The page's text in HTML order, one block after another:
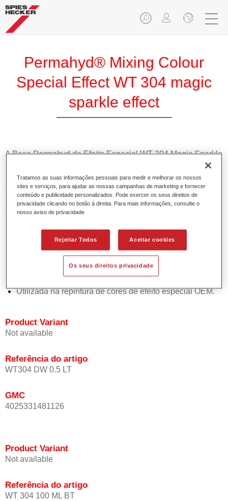
Permahyd® Mixing Colour
Special Effect WT 304 magic
sparkle effect
A Base Permahyd de Efeito Especial WT 304 Magic Sparkle
Effect é adequada para utilização nos sistemas Permahyd
Base Bicamada Hi-TEC 480 e Permahyd Base Bicamada
de Efeito 286.
Características do produto
Promove tempos de processo curtos.
Permite um disfarce fácil e fiável.
Utilizada na repintura de cores de efeito especial OEM.
Product Variant
Not available
Referência do artigo
WT304 DW 0.5 LT
GMC
4025331481126
Product Variant
Not available
Referência do artigo
WT 304 100 ML BT
Tratamos as suas informações pessoais para medir e melhorar os nossos
sites e serviços, para ajudar as nossas campanhas de marketing e fornecer
conteúdo e publicidade personalizados. Pode exercer os seus direitos de
privacidade clicando no botão à direita. Para mais informações, consulte o
nosso aviso de privacidade
Rejeitar Todos Aceitar cookies
Os seus direitos privacidade